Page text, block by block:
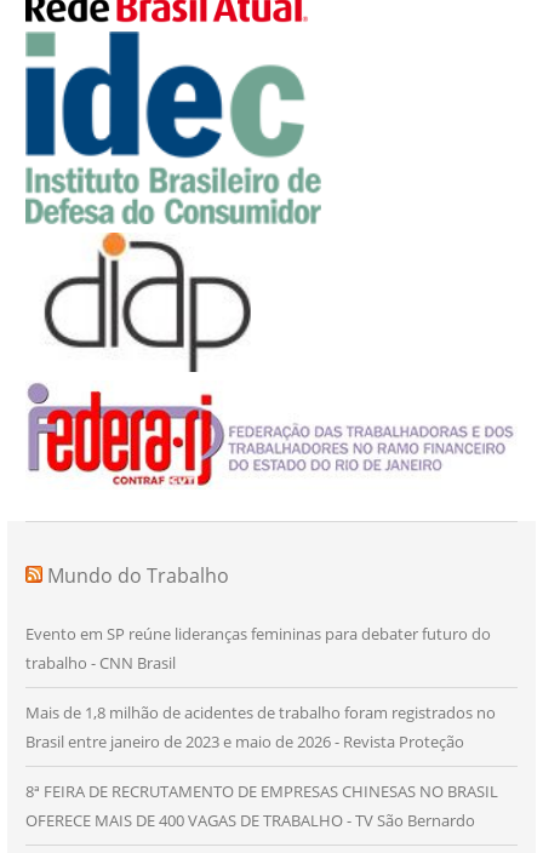
Mundo do Trabalho
Evento em SP reúne lideranças femininas para debater futuro do
trabalho - CNN Brasil
Mais de 1,8 milhão de acidentes de trabalho foram registrados no
Brasil entre janeiro de 2023 e maio de 2026 - Revista Proteção
8ª FEIRA DE RECRUTAMENTO DE EMPRESAS CHINESAS NO BRASIL
OFERECE MAIS DE 400 VAGAS DE TRABALHO - TV São Bernardo